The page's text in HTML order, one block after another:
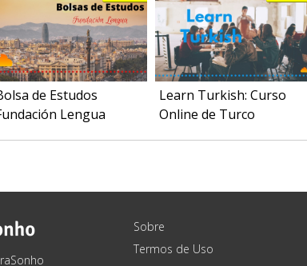
de Estudos
Lengua
Learn Turkish: Curso
Online de Turco
Sobre
Termos de Uso